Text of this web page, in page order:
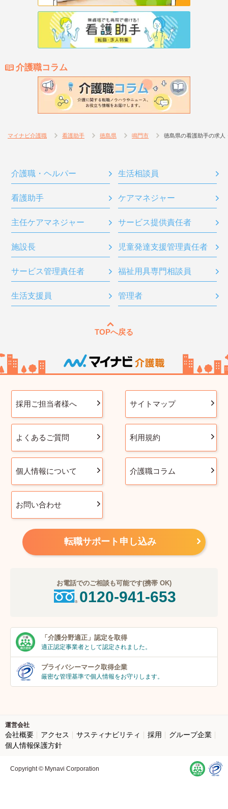
介護職コラム
マイナビ介護職 看護助手 徳島県 鳴門市 徳島県の看護助手の求人
介護職・ヘルパー 生活相談員
看護助手 ケアマネジャー
主任ケアマネジャー サービス提供責任者
施設長 児童発達支援管理責任者
サービス管理責任者 福祉用具専門相談員
生活支援員 管理者
TOPへ戻る
採用ご担当者様へ サイトマップ
よくあるご質問 利用規約
個人情報について 介護職コラム
お問い合わせ
転職サポート申し込み
お電話でのご相談も可能です(携帯 OK)
0120-941-653
「介護分野適正」 認定を取得
適正認定事業者として認定されました。
プライバシーマーク取得企業
厳密な管理基準で個人情報をお守りします。
運営会社
会社概要 アクセス サスティナビリティ 採用
グループ企業
個人情報保護方針
Copyright © Mynavi Corporation